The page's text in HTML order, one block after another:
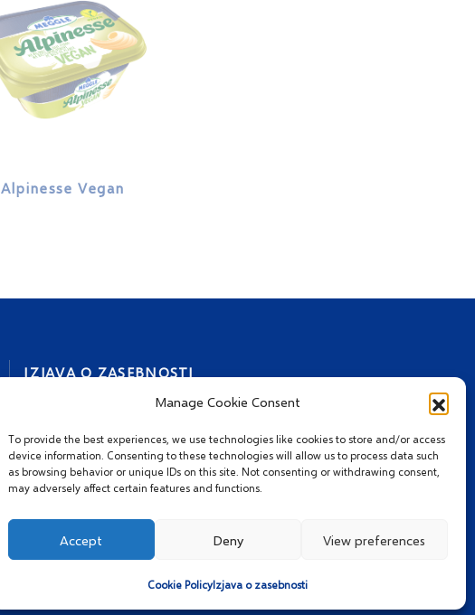
Manage Cookie Consent
To provide the best experiences, we use technologies like cookies to store and/or access
device information. Consenting to these technologies will allow us to process data such
as browsing behavior or unique IDs on this site. Not consenting or withdrawing consent,
may adversely affect certain features and functions.
Accept Deny View preferences
Cookie PolicyIzjava o zasebnosti
Alpinesse Vegan
IZJAVA O ZASEBNOSTI